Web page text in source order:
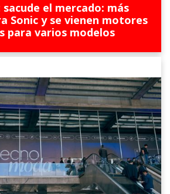
el mercado: más
Sonic y se vienen motores
para varios modelos